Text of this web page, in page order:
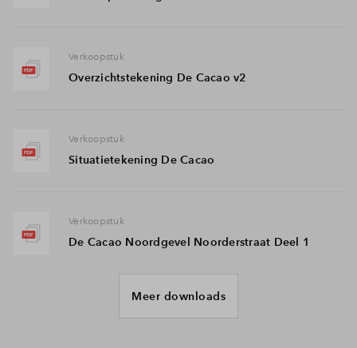
Verkoopstuk
Overzichtstekening De Cacao v2
Verkoopstuk
Situatietekening De Cacao
Verkoopstuk
De Cacao Noordgevel Noorderstraat Deel 1
Meer downloads